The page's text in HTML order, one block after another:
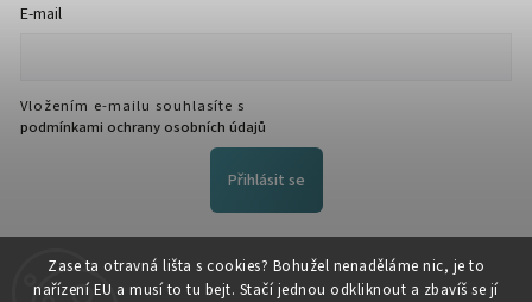
Zase ta otravná lišta s cookies? Bohužel nenaděláme nic, je to
nařízení EU a musí to tu bejt. Stačí jednou odkliknout a zbavíš se jí
E-mail
Vložením e-mailu souhlasíte s
podmínkami ochrany osobních údajů
Přihlásit se
FACEBOOK